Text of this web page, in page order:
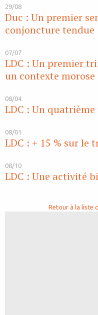
29/08
Duc : Un premier
conjoncture tendue
07/07
LDC : Un premier
un contexte morose
08/04
LDC : Un
08/01
LDC : + 15 % sur le
08/10
LDC : Une activité
Retour à la liste